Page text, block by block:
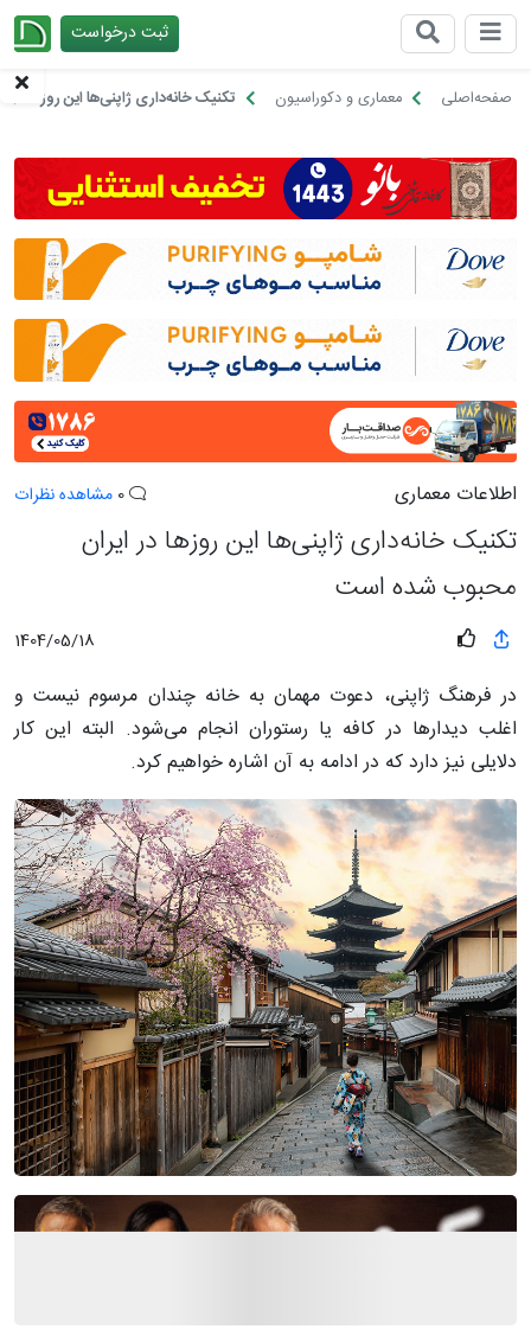
ثبت درخواست
صفحه‌اصلی معماری و دکوراسیون تکنیک خانه‌داری ژاپنی‌ها این روزها
اطلاعات معماری مشاهده نظرات
تکنیک خانه‌داری ژاپنی‌ها این روزها در ایران
محبوب شده است
1404/05/18
در فرهنگ ژاپنی، دعوت مهمان به خانه چندان مرسوم نیست و
اغلب دیدارها در کافه یا رستوران انجام می‌شود. البته این کار
دلایلی نیز دارد که در ادامه به آن اشاره خواهیم کرد.